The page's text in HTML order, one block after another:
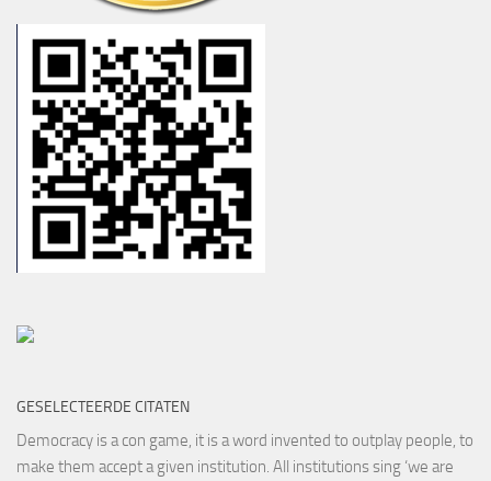
GESELECTEERDE CITATEN
Democracy is a con game, it is a word invented to outplay people, to
make them accept a given institution. All institutions sing ‘we are